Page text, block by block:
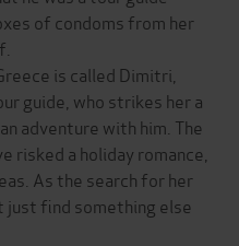
of condoms from her
is called Dimitri,
guide, who strikes her a
adventure with him. The
risked a holiday romance,
As the search for her
just find something else